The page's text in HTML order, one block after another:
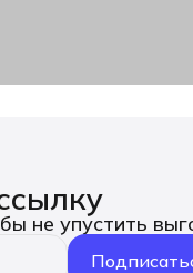
не упустить